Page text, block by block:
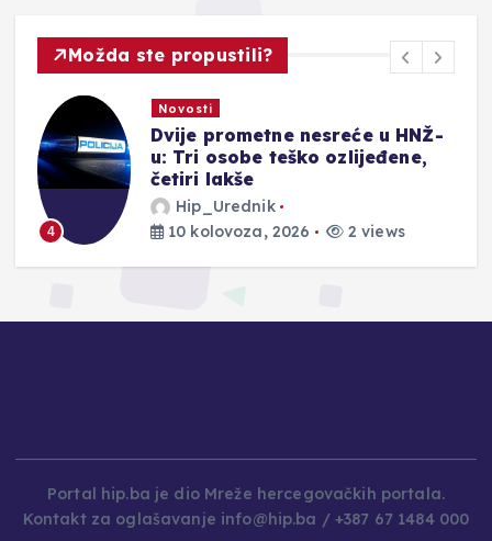
Možda ste propustili?
4
Novosti
Dvije prometne nesreće u HNŽ-
u: Tri osobe teško ozlijeđene,
četiri lakše
Hip_Urednik
10 kolovoza, 2026
2 views
Portal hip.ba je dio Mreže hercegovačkih portala.
Kontakt za oglašavanje info@hip.ba / +387 67 1484 000